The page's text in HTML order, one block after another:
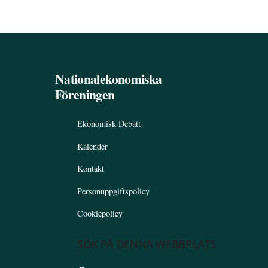
Nationalekonomiska
Föreningen
Ekonomisk Debatt
Kalender
Kontakt
Personuppgiftspolicy
Cookiepolicy
SÖK PÅ DENNA WEBBPLATS